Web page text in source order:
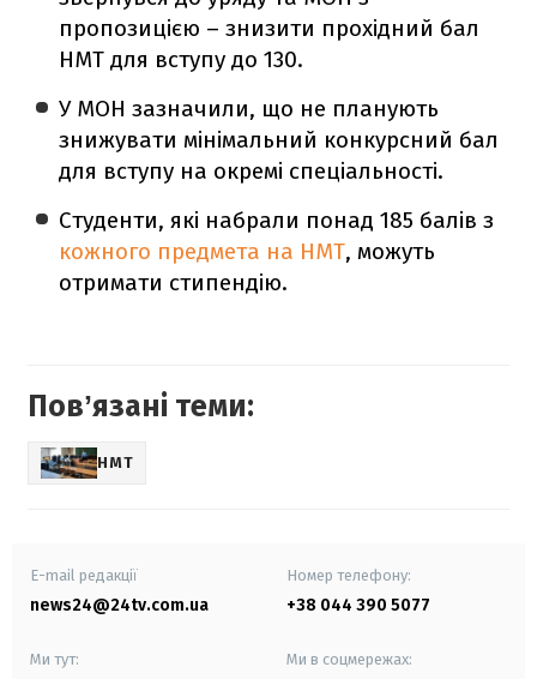
пропозицією – знизити прохідний бал
НМТ для вступу до 130.
У МОН зазначили, що не планують
знижувати мінімальний конкурсний бал
для вступу на окремі спеціальності.
Студенти, які набрали понад 185 балів з
кожного предмета на НМТ, можуть
отримати стипендію.
Повʼязані теми:
НМТ
E-mail редакції
news24@24tv.com.ua
Номер телефону:
+38 044 390 5077
Ми тут: Ми в соцмережах: